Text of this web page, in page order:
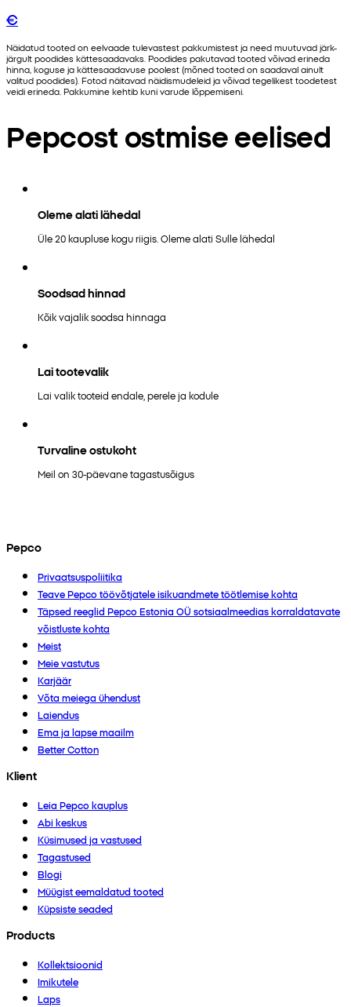
€
Näidatud tooted on eelvaade tulevastest pakkumistest ja need muutuvad järk-
järgult poodides kättesaadavaks. Poodides pakutavad tooted võivad erineda
hinna, koguse ja kättesaadavuse poolest (mõned tooted on saadaval ainult
valitud poodides). Fotod näitavad näidismudeleid ja võivad tegelikest toodetest
veidi erineda. Pakkumine kehtib kuni varude lõppemiseni.
Pepcost ostmise eelised
Oleme alati lähedal
Üle 20 kaupluse kogu riigis. Oleme alati Sulle lähedal
Soodsad hinnad
Kõik vajalik soodsa hinnaga
Lai tootevalik
Lai valik tooteid endale, perele ja kodule
Turvaline ostukoht
Meil on 30-päevane tagastusõigus
Pepco
Privaatsuspoliitika
Teave Pepco töövõtjatele isikuandmete töötlemise kohta
Täpsed reeglid Pepco Estonia OÜ sotsiaalmeedias korraldatavate
võistluste kohta
Meist
Meie vastutus
Karjäär
Võta meiega ühendust
Laiendus
Ema ja lapse maailm
Better Cotton
Klient
Leia Pepco kauplus
Abi keskus
Küsimused ja vastused
Tagastused
Blogi
Müügist eemaldatud tooted
Küpsiste seaded
Products
Kollektsioonid
Imikutele
Laps